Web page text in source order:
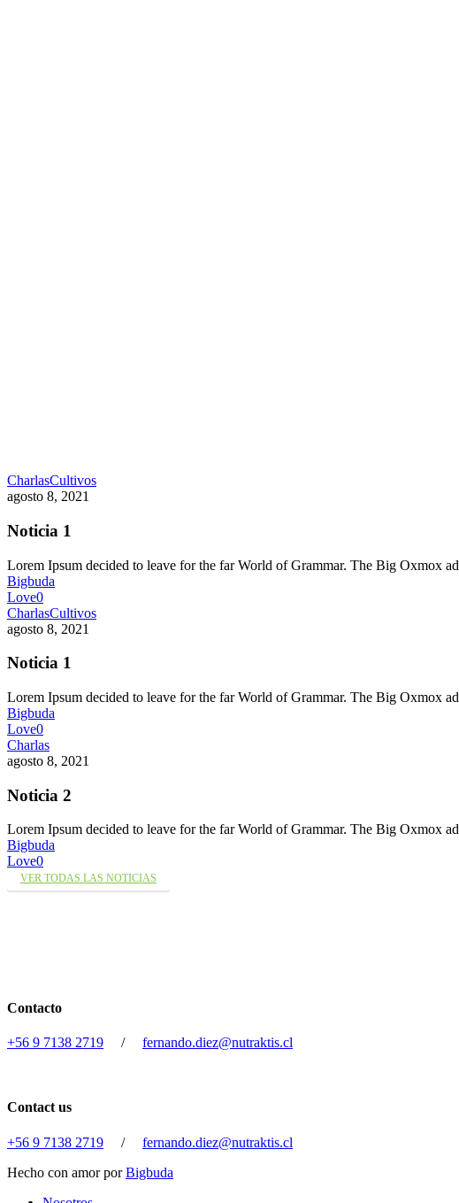
CharlasCultivos
agosto 8, 2021
Noticia 1
Lorem Ipsum decided to leave for the far World of Grammar. The Big Oxmox
Bigbuda
Love0
CharlasCultivos
agosto 8, 2021
Noticia 1
Lorem Ipsum decided to leave for the far World of Grammar. The Big Oxmox
Bigbuda
Love0
Charlas
agosto 8, 2021
Noticia 2
Lorem Ipsum decided to leave for the far World of Grammar. The Big Oxmox
Bigbuda
Love0
VER TODAS LAS NOTICIAS
Contacto
+56 9 7138 2719 / fernando.diez@nutraktis.cl
Contact us
+56 9 7138 2719 / fernando.diez@nutraktis.cl
Hecho con amor porBigbuda